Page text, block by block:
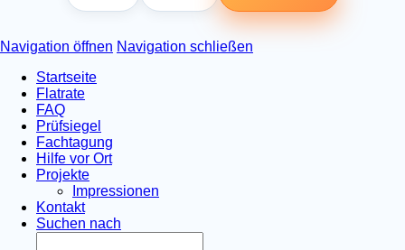
Navigation öffnen Navigation schließen
Startseite
Flatrate
FAQ
Prüfsiegel
Fachtagung
Hilfe vor Ort
Projekte
Impressionen
Kontakt
Suchen nach